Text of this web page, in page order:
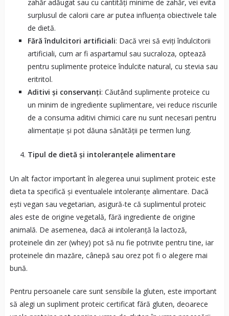
zahăr adăugat sau cu cantități minime de zahăr, vei evita
surplusul de calorii care ar putea influența obiectivele tale
de dietă.
Fără îndulcitori artificiali: Dacă vrei să eviți îndulcitorii
artificiali, cum ar fi aspartamul sau sucraloza, optează
pentru suplimente proteice îndulcite natural, cu stevia sau
eritritol.
Aditivi și conservanți: Căutând suplimente proteice cu
un minim de ingrediente suplimentare, vei reduce riscurile
de a consuma aditivi chimici care nu sunt necesari pentru
alimentație și pot dăuna sănătății pe termen lung.
Tipul de dietă și intoleranțele alimentare
Un alt factor important în alegerea unui supliment proteic este
dieta ta specifică și eventualele intoleranțe alimentare. Dacă
ești vegan sau vegetarian, asigură-te că suplimentul proteic
ales este de origine vegetală, fără ingrediente de origine
animală. De asemenea, dacă ai intoleranță la lactoză,
proteinele din zer (whey) pot să nu fie potrivite pentru tine, iar
proteinele din mazăre, cânepă sau orez pot fi o alegere mai
bună.
Pentru persoanele care sunt sensibile la gluten, este important
să alegi un supliment proteic certificat fără gluten, deoarece